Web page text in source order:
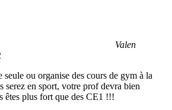
Valen
seule ou organise des cours de gym à la
serez en sport, votre prof devra bien
êtes plus fort que des CE1 !!!